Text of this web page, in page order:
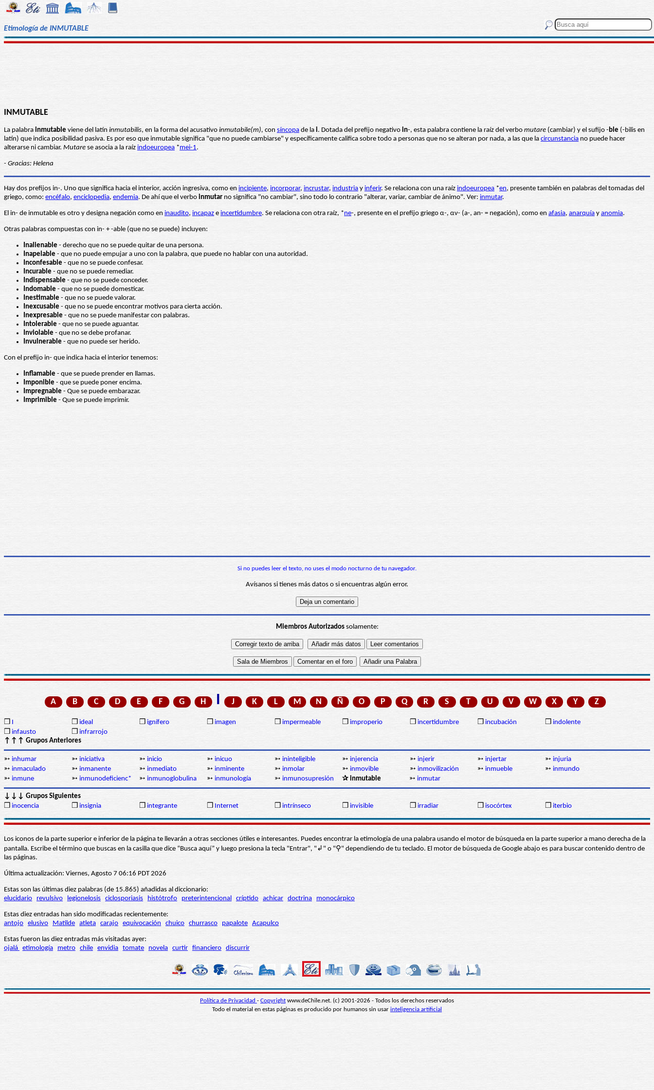
Etimología de INMUTABLE
INMUTABLE
La palabra inmutable viene del latín inmutabilis, en la forma del acusativo inmutabile(m), con síncopa de la i. Dotada del prefijo negativo in-, esta palabra contiene la raíz del verbo mutare (cambiar) y el sufijo -ble (-bilis en
latín) que indica posibilidad pasiva. Es por eso que inmutable significa "que no puede cambiarse" y específicamente califica sobre todo a personas que no se alteran por nada, a las que la circunstancia no puede hacer
alterarse ni cambiar. Mutare se asocia a la raíz indoeuropea *mei-1.
- Gracias: Helena
Hay dos prefijos in-. Uno que significa hacia el interior, acción ingresiva, como en incipiente, incorporar, incrustar, industria y inferir. Se relaciona con una raíz indoeuropea *en, presente también en palabras del tomadas del
griego, como: encéfalo, enciclopedia, endemia. De ahí que el verbo inmutar no significa "no cambiar", sino todo lo contrario "alterar, variar, cambiar de ánimo". Ver: inmutar.
El in- de inmutable es otro y designa negación como en inaudito, incapaz e incertidumbre. Se relaciona con otra raíz, *ne-, presente en el prefijo griego α-, αν- (a-, an- = negación), como en afasia, anarquía y anomia.
Otras palabras compuestas con in- + -able (que no se puede) incluyen:
Inalienable - derecho que no se puede quitar de una persona.
Inapelable - que no puede empujar a uno con la palabra, que puede no hablar con una autoridad.
Inconfesable - que no se puede confesar.
Incurable - que no se puede remediar.
Indispensable - que no se puede conceder.
Indomable - que no se puede domesticar.
Inestimable - que no se puede valorar.
Inexcusable - que no se puede encontrar motivos para cierta acción.
Inexpresable - que no se puede manifestar con palabras.
Intolerable - que no se puede aguantar.
Inviolable - que no se debe profanar.
Invulnerable - que no puede ser herido.
Con el prefijo in- que indica hacia el interior tenemos:
Inflamable - que se puede prender en llamas.
Imponible - que se puede poner encima.
Impregnable - Que se puede embarazar.
Imprimible - Que se puede imprimir.
Si no puedes leer el texto, no uses el modo nocturno de tu navegador.
Avísanos si tienes más datos o si encuentras algún error.
Miembros Autorizadossolamente:
A B C D E F G H I J K L M N Ñ O P Q R S T U V W X Y Z
❒ I ❒ ideal ❒ ignífero ❒ imagen ❒ impermeable ❒ improperio ❒ incertidumbre ❒ incubación ❒ indolente
❒ infausto ❒ infrarrojo
↑↑↑ Grupos Anteriores
➳ inhumar ➳ iniciativa ➳ inicio ➳ inicuo ➳ ininteligible ➳ injerencia ➳ injerir ➳ injertar ➳ injuria
➳ inmaculado ➳ inmanente ➳ inmediato ➳ inminente ➳ inmolar ➳ inmovible ➳ inmovilización ➳ inmueble ➳ inmundo
➳ inmune ➳ inmunodeficienc* ➳ inmunoglobulina ➳ inmunología ➳ inmunosupresión ✰ inmutable ➳ inmutar
↓↓↓ Grupos Siguientes
❒ inocencia ❒ insignia ❒ integrante ❒ Internet ❒ intrínseco ❒ invisible ❒ irradiar ❒ isocórtex ❒ iterbio
Los iconos de la parte superior e inferior de la página te llevarán a otras secciones útiles e interesantes. Puedes encontrar la etimología de una palabra usando el motor de búsqueda en la parte superior a mano derecha de la
pantalla. Escribe el término que buscas en la casilla que dice “Busca aquí” y luego presiona la tecla "Entrar", "↲" o "⚲" dependiendo de tu teclado. El motor de búsqueda de Google abajo es para buscar contenido dentro de
las páginas.
Última actualización: Viernes, Agosto 7 06:16 PDT 2026
Estas son las últimas diez palabras (de 15.865) añadidas al diccionario:
elucidario
revulsivo legionelosis ciclosporiasis histótrofo preterintencional críptido achicar doctrina monocárpico
Estas diez entradas han sido modificadas recientemente:
antojo elusivo Matilde atleta carajo equivocación chuico churrasco papalote Acapulco
Estas fueron las diez entradas más visitadas ayer:
ojalá etimología metro chile envidia tomate novela curtir financiero discurrir
Política de Privacidad - Copyright www.deChile.net. (c) 2001-2026 - Todos los derechos reservados
Todo el material en estas páginas es producido por humanos sin usar inteligencia artificial